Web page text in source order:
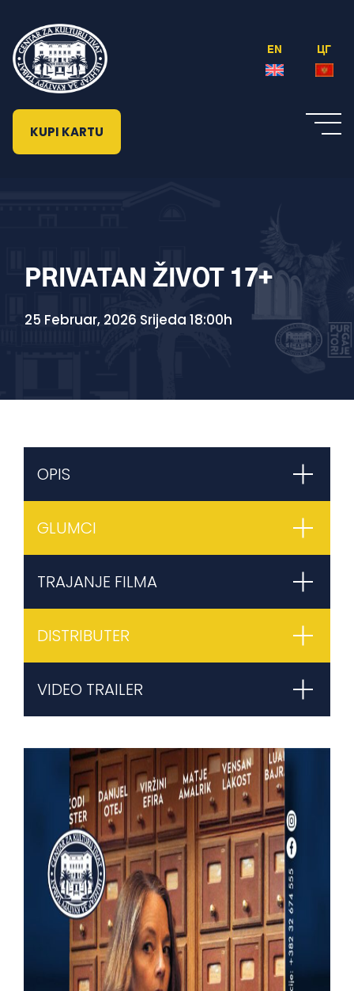
EN ЦГ
KUPI KARTU
PRIVATAN ŽIVOT 17+
25 Februar, 2026 Srijeda 18:00h
OPIS
GLUMCI
TRAJANJE FILMA
DISTRIBUTER
VIDEO TRAILER